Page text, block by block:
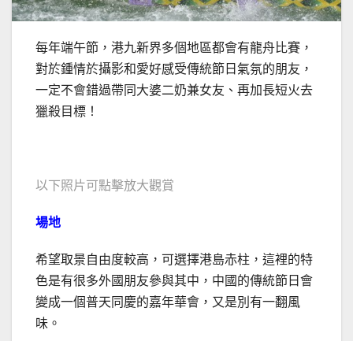
每年端午節，港九新界多個地區都會有龍舟比賽，
對於鍾情於攝影和愛好感受傳統節日氣氛的朋友，
一定不會錯過帶同大婆二奶兼女友、再加長短火去
獵殺目標！
以下照片可點擊放大觀賞
場地
希望取景自由度較高，可選擇港島赤柱，這裡的特
色是有很多外國朋友參與其中，中國的傳統節日會
變成一個普天同慶的嘉年華會，又是別有一翻風
味。